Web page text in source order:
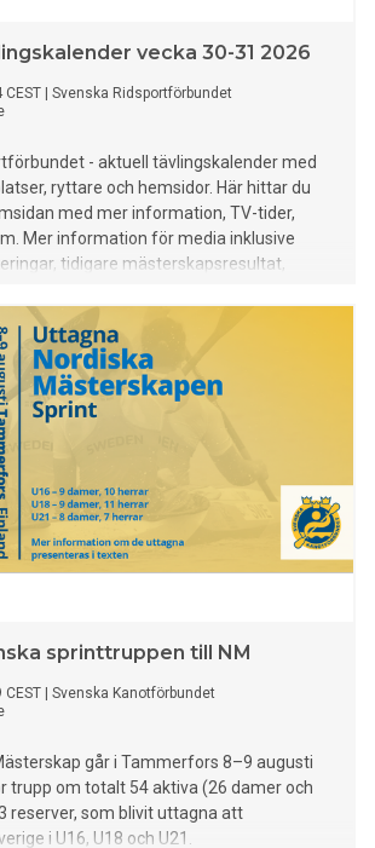
vecka 30-31 2026
Svenska Ridsportförbundet
- aktuell tävlingskalender med
ryttare och hemsidor. Här hittar du
med mer information, TV-tider,
Mer information för media inklusive
tidigare mästerskapsresultat,
sprinttruppen till NM
Svenska Kanotförbundet
går i Tammerfors 8–9 augusti
trupp om totalt 54 aktiva (26 damer och
reserver, som blivit uttagna att
i U16, U18 och U21.